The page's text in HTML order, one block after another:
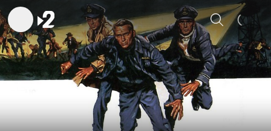
Sök